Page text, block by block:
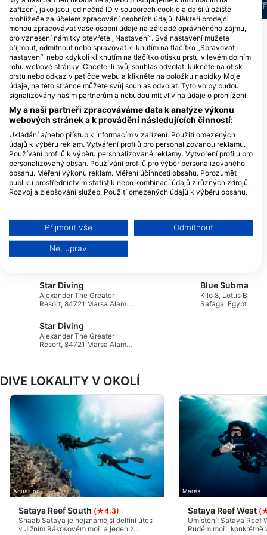
J F M A M J J A S O N D J F M A M J J A S O N D F
Zobrazit další zvířata
Potápěčská centra obsluhující tuto
potápěčskou lokalitu
Extra Divers Fayrouz
Three Corners Fayrouz Plaza
Resort, 00000 3 km South of Port
Ghalib, Egypt
Werner Lau
The Oasis Dive Resort, El Quseir
15th Km North Marsa Alam,
Star Diving
Alexander The Greater
Resort, 84721 Marsa Alam,
Star Diving
Alexander The Greater
Resort, 84721 Marsa Alam,
Kilo 8, Lotus Bay,
Safaga, Egypt
DIVE LOKALITY V OKOLÍ
Aqualung
Sataya Reef South (★4.3)
Shaab Sataya je nejznámější delfíní útes
v Jižním Rákosovém moři a jeden z
Mares
Sataya Reef West
Umístění: Sataya Reef
Rudém moři, konkrétně
zařízení, jako jsou jedinečná ID v souborech cookie a další úložiště
prohlížeče za účelem zpracování osobních údajů. Někteří prodejci
mohou zpracovávat vaše osobní údaje na základě oprávněného zájmu,
pro vznesení námitky otevřete „Nastavení“. Svá nastavení můžete
přijmout, odmítnout nebo spravovat kliknutím na tlačítko „Spravovat
nastavení“ nebo kdykoli kliknutím na tlačítko otisku prstu v levém dolním
rohu webové stránky. Chcete-li svůj souhlas odvolat, klikněte na otisk
prstu nebo odkaz v patičce webu a klikněte na položku nabídky Moje
údaje, na této stránce můžete svůj souhlas odvolat. Tyto volby budou
signalizovány našim partnerům a nebudou mít vliv na údaje o prohlížení.
My a naši partneři zpracováváme data k analýze výkonu
webových stránek a k provádění následujících činností:
Ukládání a/nebo přístup k informacím v zařízení. Použití omezených
údajů k výběru reklam. Vytváření profilů pro personalizovanou reklamu.
Používání profilů k výběru personalizované reklamy. Vytvoření profilu pro
personalizovaný obsah. Používání profilů pro výběr personalizovaného
obsahu. Měření výkonu reklam. Měření účinnosti obsahu. Porozumět
publiku prostřednictvím statistik nebo kombinací údajů z různých zdrojů.
Rozvoj a zlepšování služeb. Použití omezených údajů k výběru obsahu.
Data mohou být sdílena mimo Evropskou unii a odesílána do USA.
Váš souhlas a zásady používání cookie se vztahují pouze na tento
web/aplikaci.
Účely zpracování IAB:
Ukládání a/nebo přístup k informacím v
Použití omezených údajů k výběru reklam
reklamu
Používání profilů k výběru personalizované
reklamy
Vytváření profilů pro personalizovaný obsah
Používání profilů pro výběr
personalizovaného obsahu
Měření výkonu reklam
Měření výkonu obsahu
Přijmout vše Odmítnout
Ne, uprav